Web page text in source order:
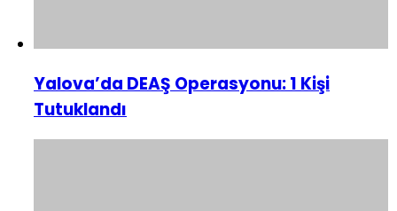
Yalova’da DEAŞ Operasyonu: 1 Kişi
Tutuklandı